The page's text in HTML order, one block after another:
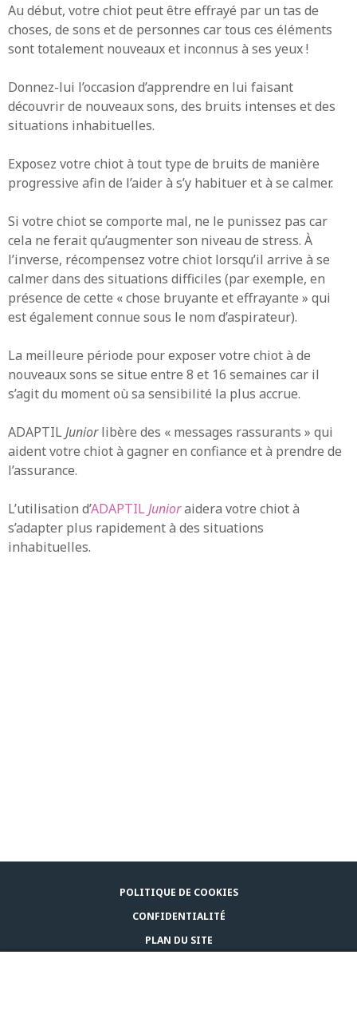
Au début, votre chiot peut être effrayé par un tas de
choses, de sons et de personnes car tous ces éléments
sont totalement nouveaux et inconnus à ses yeux !
Donnez-lui l’occasion d’apprendre en lui faisant
découvrir de nouveaux sons, des bruits intenses et des
situations inhabituelles.
Exposez votre chiot à tout type de bruits de manière
progressive afin de l’aider à s’y habituer et à se calmer.
Si votre chiot se comporte mal, ne le punissez pas car
cela ne ferait qu’augmenter son niveau de stress. À
l’inverse, récompensez votre chiot lorsqu’il arrive à se
calmer dans des situations difficiles (par exemple, en
présence de cette « chose bruyante et effrayante » qui
est également connue sous le nom d’aspirateur).
La meilleure période pour exposer votre chiot à de
nouveaux sons se situe entre 8 et 16 semaines car il
s’agit du moment où sa sensibilité la plus accrue.
ADAPTIL Juniorlibère des « messages rassurants » qui
aident votre chiot à gagner en confiance et à prendre de
l’assurance.
L’utilisation d’ADAPTIL Junioraidera votre chiot à
s’adapter plus rapidement à des situations
inhabituelles.
POLITIQUE DE COOKIES
CONFIDENTIALITÉ
PLAN DU SITE